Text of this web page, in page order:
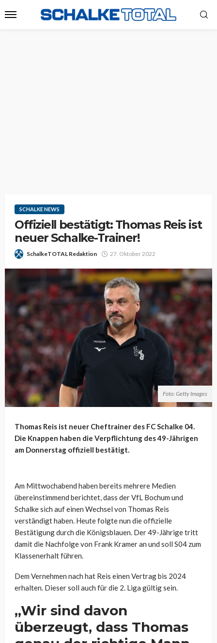
SCHALKE NEWS
Offiziell bestätigt: Thomas Reis ist
neuer Schalke-Trainer!
SchalkeTOTAL Redaktion 27. Oktober 2022
Foto: Getty Images
Thomas Reis ist neuer Cheftrainer des FC Schalke 04.
Die Knappen haben die Verpflichtung des 49-Jährigen
am Donnerstag offiziell bestätigt.
Am Mittwochabend haben bereits mehrere Medien
übereinstimmend berichtet, dass der VfL Bochum und
Schalke sich auf einen Wechsel von Thomas Reis
verständigt haben. Heute folgte nun die offizielle
Bestätigung durch die Königsblauen. Der 49-Jährige tritt
damit die Nachfolge von Frank Kramer an und soll S04 zum
Klassenerhalt führen.
Dem Vernehmen nach hat Reis einen Vertrag bis 2024
erhalten. Dieser soll auch für die 2. Liga gültig sein.
„Wir sind davon
überzeugt, dass Thomas